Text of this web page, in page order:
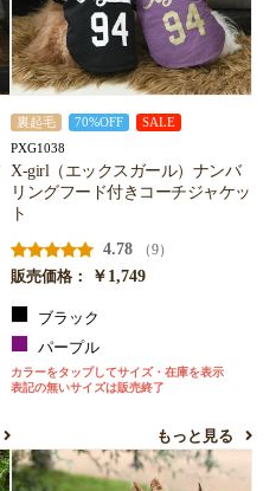
裏起毛 70%OFF SALE
PXG1038
X-girl（エックスガール）ナンバ
リングフード付きコーチジャケッ
ト
4.78
（9）
販売価格：
￥1,749
ブラック
パープル
カラーをタップしてサイズ・在庫を表示
表記の無いサイズは販売終了
もっと見る